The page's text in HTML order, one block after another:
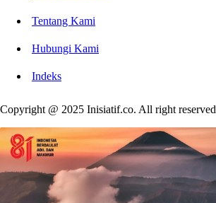
Tentang Kami
Hubungi Kami
Indeks
Copyright @ 2025 Inisiatif.co. All right reserved